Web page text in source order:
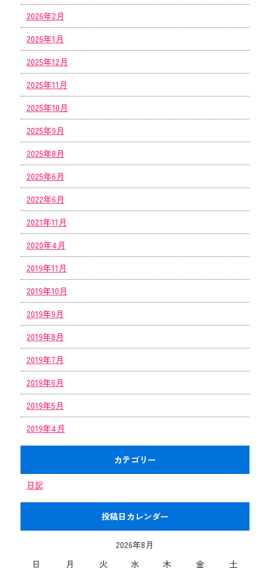
2026年2月
2026年1月
2025年12月
2025年11月
2025年10月
2025年9月
2025年8月
2025年6月
2022年6月
2021年11月
2020年4月
2019年11月
2019年10月
2019年9月
2019年8月
2019年7月
2019年6月
2019年5月
2019年4月
カテゴリー
日記
投稿日カレンダー
2026年8月
日
月 火 水 木 金 土